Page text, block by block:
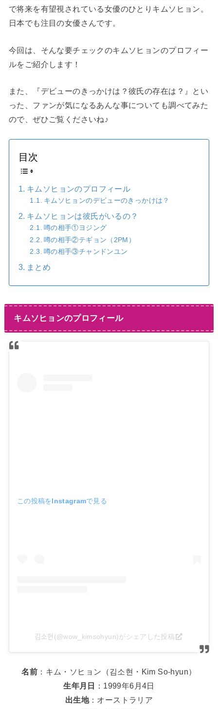
で将来を有望視されている女優のひとりキムソヒョン。
日本でも注目の女優さんです。
今回は、そんな要チェックのキムソヒョンのプロフィー
ルをご紹介します！
また、『デビューのきっかけは？彼氏の存在は？』とい
った、ファンが気になるあんな事についても調べてみた
ので、ぜひご覧くださいね♪
目次
キムソヒョンのプロフィール
キムソヒョンのデビューのきっかけは？
キムソヒョンは彼氏がいるの？
噂の相手①ヨジング
噂の相手②テギョン（2PM）
噂の相手③チャンドンユン
まとめ
キムソヒョンのプロフィール
この投稿をInstagramで見る
김소현(@wow_kimsohyun)がシェアした投稿
名前 ：キム・ソヒョン（김소현・Kim So-hyun）
生年月日 ：1999年6月4日
出生地：オーストラリア